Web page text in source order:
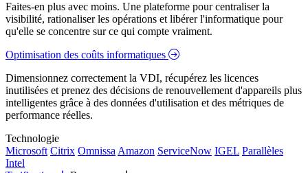
Faites-en plus avec moins. Une plateforme pour centraliser la
visibilité, rationaliser les opérations et libérer l'informatique pour
qu'elle se concentre sur ce qui compte vraiment.
Optimisation des coûts informatiques
Dimensionnez correctement la VDI, récupérez les licences
inutilisées et prenez des décisions de renouvellement d'appareils plus
intelligentes grâce à des données d'utilisation et des métriques de
performance réelles.
Technologie
Microsoft Citrix Omnissa Amazon ServiceNow IGEL Parallèles
Intel